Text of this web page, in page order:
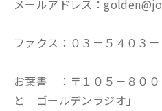
メールアドレス：
ファクス：０３－５４０３
お葉書 ：〒１０５－８０
と ゴールデンラジオ」